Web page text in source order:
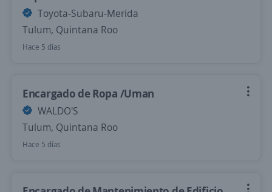
Toyota-Subaru-Merida
Tulum, Quintana Roo
Hace 5 días
Encargado de Ropa /Uman
WALDO'S
Tulum, Quintana Roo
Hace 5 días